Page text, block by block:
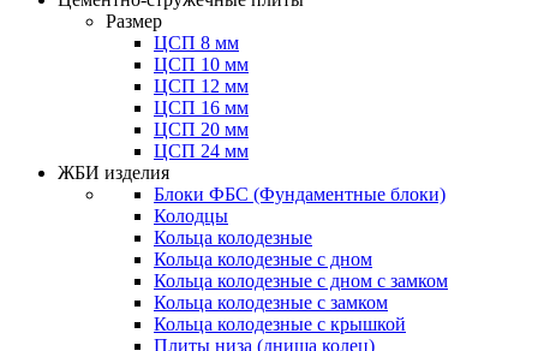
Размер
ЦСП 8 мм
ЦСП 10 мм
ЦСП 12 мм
ЦСП 16 мм
ЦСП 20 мм
ЦСП 24 мм
ЖБИ изделия
Блоки ФБС (Фундаментные блоки)
Колодцы
Кольца колодезные
Кольца колодезные с дном
Кольца колодезные с дном с замком
Кольца колодезные с замком
Кольца колодезные с крышкой
Плиты низа (днища колец)